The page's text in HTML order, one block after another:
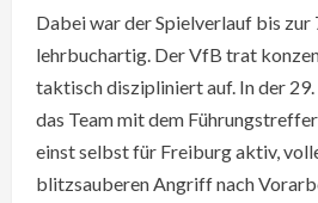
Dabei war der Spielverlauf bis zur
lehrbuchartig. Der VfB trat
taktisch diszipliniert auf. In der
das Team mit dem
einst selbst für Freiburg aktiv,
blitzsauberen Angriff nach